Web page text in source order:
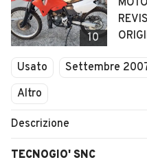
10
Usato Settembre
Altro
Descrizione
TECNOGIO' SNC